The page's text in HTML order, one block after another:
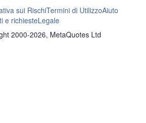
sui RischiTermini di UtilizzoAiuto
e richiesteLegale
2000-2026, MetaQuotes Ltd